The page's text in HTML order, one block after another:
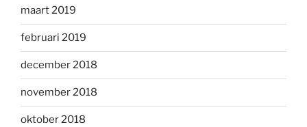
maart 2019
februari 2019
december 2018
november 2018
oktober 2018